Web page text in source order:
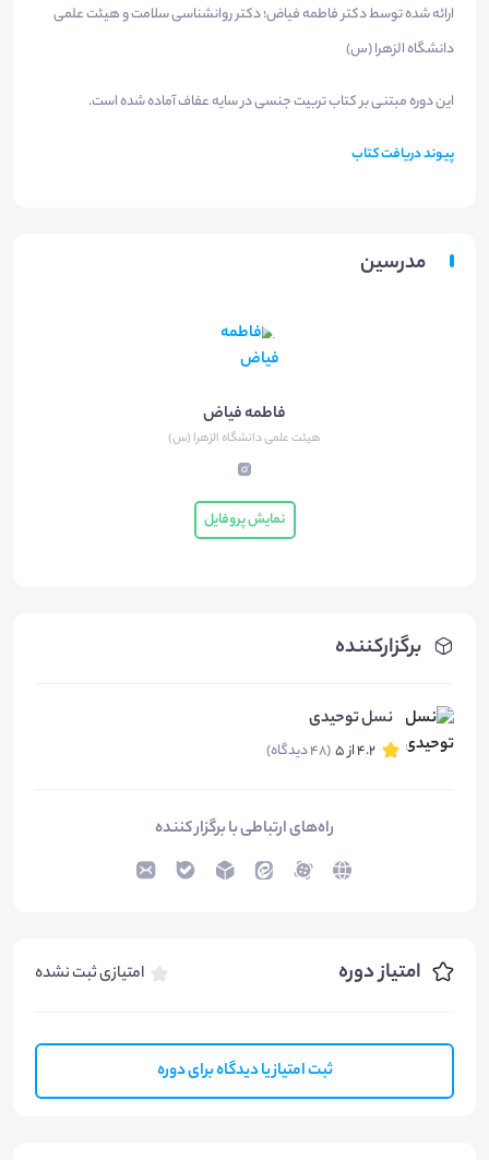
برگزارکننده
نسل توحیدی
4.2 از 5 (48 دیدگاه)
راه‌های ارتباطی با برگزار کننده
امتیاز دوره امتیازی ثبت نشده
ثبت امتیاز یا دیدگاه برای دوره
ارائه شده توسط دکتر فاطمه فیاض؛ دکتر روانشناسی سلامت و هیئت علمی
دانشگاه الزهرا (س)
این دوره مبتنی بر کتاب تربیت جنسی در سایه عفاف آماده شده است.
پیوند دریافت کتاب
مدرسین
فاطمه فیاض
هیئت علمی دانشگاه الزهرا (س)
نمایش پروفایل